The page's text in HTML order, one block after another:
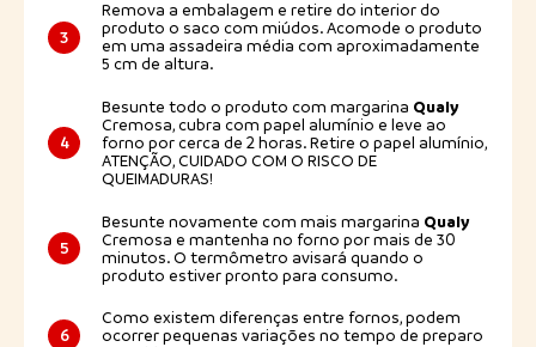
3
Remova a embalagem e retire do interior do
produto o saco com miúdos. Acomode o produto
em uma assadeira média com aproximadamente
5 cm de altura.
4
Besunte todo o produto com margarina Qualy
Cremosa, cubra com papel alumínio e leve ao
forno por cerca de 2 horas. Retire o papel alumínio,
ATENÇÃO, CUIDADO COM O RISCO DE
QUEIMADURAS!
5
Besunte novamente com mais margarina Qualy
Cremosa e mantenha no forno por mais de 30
minutos. O termômetro avisará quando o
produto estiver pronto para consumo.
6
Como existem diferenças entre fornos, podem
ocorrer pequenas variações no tempo de preparo